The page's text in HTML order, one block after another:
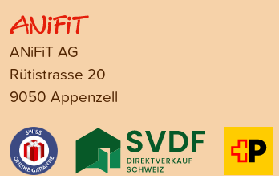
ANiFiT AG
Rütistrasse 20
9050 Appenzell